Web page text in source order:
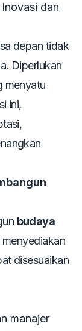
dan
depan tidak
Diperlukan
menyatu
ini,
budaya
disesuaikan
manajer